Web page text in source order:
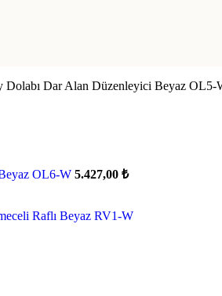
Dolabı Dar Alan Düzenleyici Beyaz OL5-
OL6-W 5.427,00 ₺